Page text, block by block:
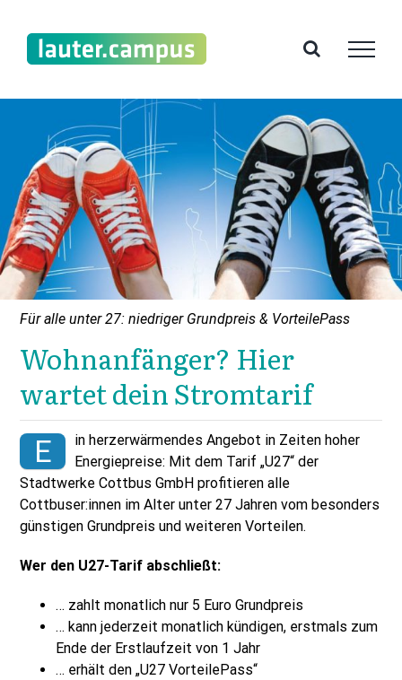
Inhalt
springen
Für alle unter 27: niedriger Grundpreis & VorteilePass
Wohnanfänger? Hier
wartet dein Stromtarif
E
in herzerwärmendes Angebot in Zeiten hoher
Energiepreise: Mit dem Tarif „U27“ der
Stadtwerke Cottbus GmbH profitieren alle
Cottbuser:innen im Alter unter 27 Jahren vom besonders
günstigen Grundpreis und weiteren Vorteilen.
Wer den U27-Tarif abschließt:
… zahlt monatlich nur 5 Euro Grundpreis
… kann jederzeit monatlich kündigen, erstmals zum
Ende der Erstlaufzeit von 1 Jahr
… erhält den „U27 VorteilePass“